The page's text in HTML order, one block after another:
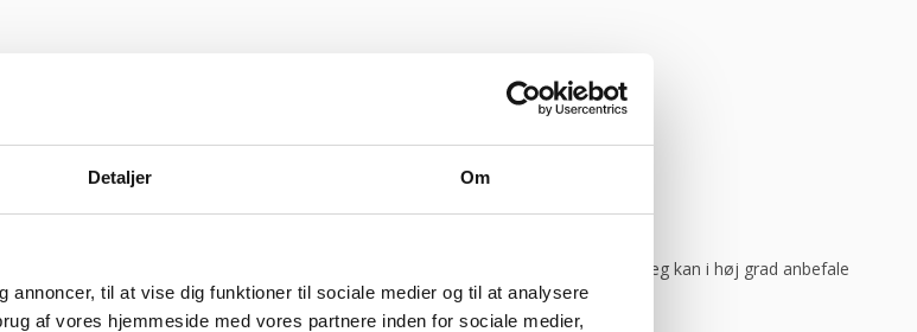
Detaljer Om
annoncer, til at vise dig funktioner til sociale medier og til at analysere
af vores hjemmeside med vores partnere inden for sociale medier,
det i løbet af to sekunder. God arbejde og god weekend”
Jensen
en stor ovn til Malmø, hvor de normalt ikke har levering direkte, uden problemer. Jeg kan i høj grad anbefale
af Peter Holm
ansatte”
Vurderet af Henrik Hauge